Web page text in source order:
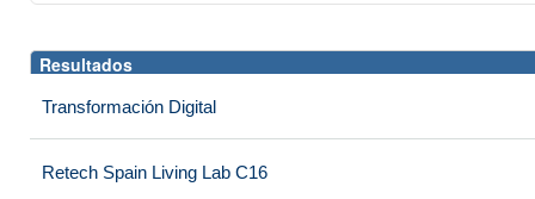
Resultados
Transformación Digital
Retech Spain Living Lab C16